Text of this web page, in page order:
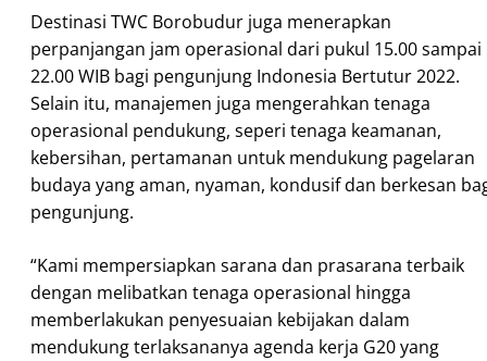
Destinasi TWC Borobudur juga menerapkan
perpanjangan jam operasional dari pukul 15.00 sampai
22.00 WIB bagi pengunjung Indonesia Bertutur 2022.
Selain itu, manajemen juga mengerahkan tenaga
operasional pendukung, seperi tenaga keamanan,
kebersihan, pertamanan untuk mendukung pagelaran
budaya yang aman, nyaman, kondusif dan berkesan
pengunjung.
“Kami mempersiapkan sarana dan prasarana terbaik
dengan melibatkan tenaga operasional hingga
memberlakukan penyesuaian kebijakan dalam
mendukung terlaksananya agenda kerja G20 yang